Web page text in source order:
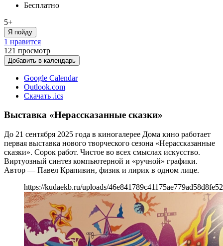
Бесплатно
5+
Я пойду
1 нравится
121 просмотр
Добавить в календарь
Google Calendar
Outlook.com
Скачать .ics
Выставка «Нерассказанные сказки»
До 21 сентября 2025 года в киногалерее Дома кино работает
первая выставка нового творческого сезона «Нерассказанные
сказки». Сорок работ. Чистое во всех смыслах искусство.
Виртуозный синтез компьютерной и «ручной» графики.
Автор — Павел Крапивин, физик и лирик в одном лице.
https://kudaekb.ru/uploads/